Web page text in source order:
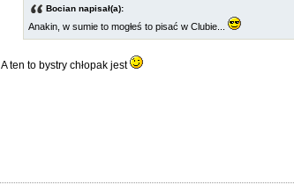
Bocian napisał(a):
Anakin, w sumie to mogłeś to pisać w Clubie...
A ten to bystry chłopak jest